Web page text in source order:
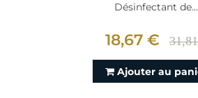
Désinfectant de...
18,67 €
Ajouter au